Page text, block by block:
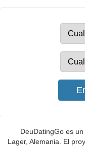
DeuDatingGo es
Lager, Alemania. El